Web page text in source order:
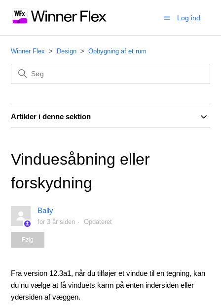
Log ind
Winner Flex Design Opbygning af et rum
Artikler i denne sektion
Vinduesåbning eller
forskydning
Bally
for 3 år siden Opdateret
Følg
Fra version 12.3a1, når du tilføjer et vindue til en tegning, kan
du nu vælge at få vinduets karm på enten indersiden eller
ydersiden af væggen.